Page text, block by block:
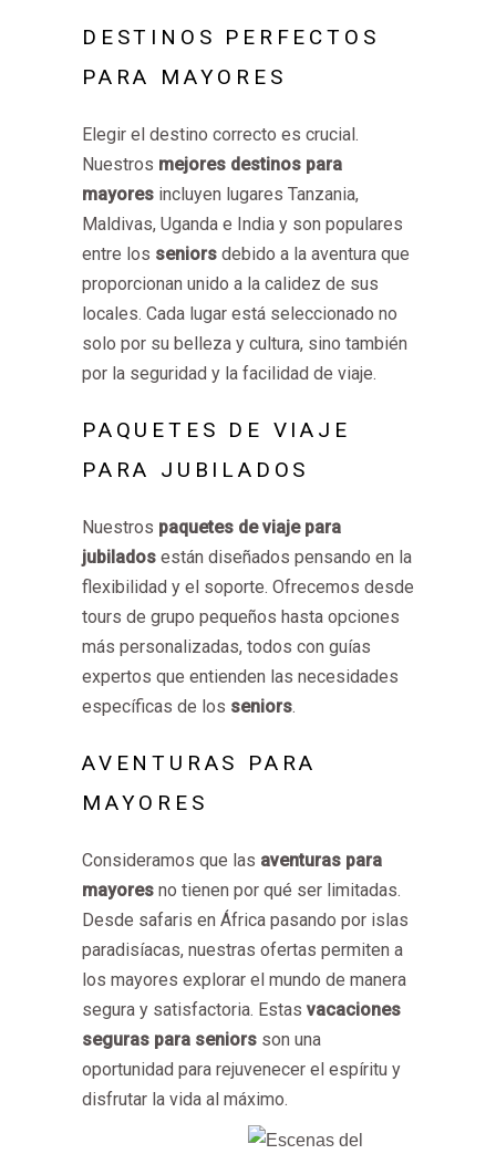
DESTINOS PERFECTOS
PARA MAYORES
Elegir el destino correcto es crucial.
Nuestros mejores destinos para
mayores incluyen lugares Tanzania,
Maldivas, Uganda e India y son populares
entre los seniors debido a la aventura que
proporcionan unido a la calidez de sus
locales. Cada lugar está seleccionado no
solo por su belleza y cultura, sino también
por la seguridad y la facilidad de viaje.
PAQUETES DE VIAJE
PARA JUBILADOS
Nuestros paquetes de viaje para
jubilados están diseñados pensando en la
flexibilidad y el soporte. Ofrecemos desde
tours de grupo pequeños hasta opciones
más personalizadas, todos con guías
expertos que entienden las necesidades
específicas de los seniors.
AVENTURAS PARA
MAYORES
Consideramos que las aventuras para
mayores no tienen por qué ser limitadas.
Desde safaris en África pasando por islas
paradisíacas, nuestras ofertas permiten a
los mayores explorar el mundo de manera
segura y satisfactoria. Estas vacaciones
seguras para seniors son una
oportunidad para rejuvenecer el espíritu y
disfrutar la vida al máximo.